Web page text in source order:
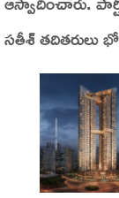
సతీశ్ తదితరులు